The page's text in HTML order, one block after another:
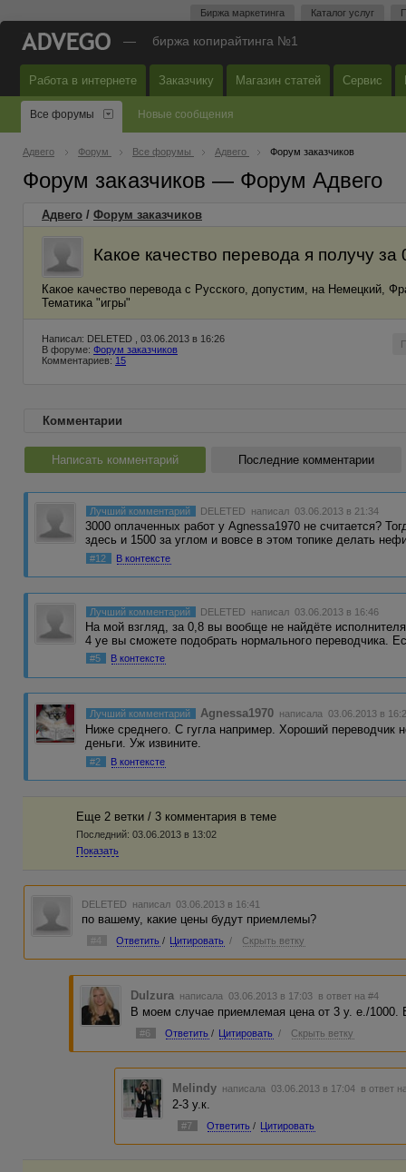
Биржа маркетинга Каталог услуг
— биржа копирайтинга №1
Работа в интернете Заказчику Магазин статей Сервис
Все форумы Новые сообщения
Адвего Форум Все форумы Адвего Форум заказчиков
Форум заказчиков — Форум Адвего
Адвего / Форум заказчиков
Какое качество перевода я получу за
Какое качество перевода с Русского, допустим, на Немецкий,
Тематика "игры"
Написал: DELETED , 03.06.2013 в 16:26
В форуме: Форум заказчиков
Комментариев: 15
Комментарии
Написать комментарий Последние комментарии
Лучший комментарий DELETED написал 03.06.2013 в 21:34
3000 оплаченных работ у Agnessa1970 не считается?
здесь и 1500 за углом и вовсе в этом топике делать
#12 В контексте
Лучший комментарий DELETED написал 03.06.2013 в 16:46
На мой взгляд, за 0,8 вы вообще не найдёте
4 уе вы сможете подобрать нормального переводчика.
#5 В контексте
Лучший комментарий Agnessa1970 написала 03.06.2013 в
Ниже среднего. С гугла например. Хороший переводчик
деньги. Уж извините.
#2 В контексте
Еще 2 ветки / 3 комментария в темe
Последний: 03.06.2013 в 13:02
Показать
DELETED написал 03.06.2013 в 16:41
по вашему, какие цены будут приемлемы?
#4 Ответить / Цитировать / Скрыть ветку
Dulzura написала 03.06.2013 в 17:03 в ответ на #4
В моем случае приемлемая цена от 3 у. е./1000.
#6 Ответить / Цитировать / Скрыть ветку
Melindy написала 03.06.2013 в 17:04 в ответ
2-3 у.к.
#7 Ответить / Цитировать